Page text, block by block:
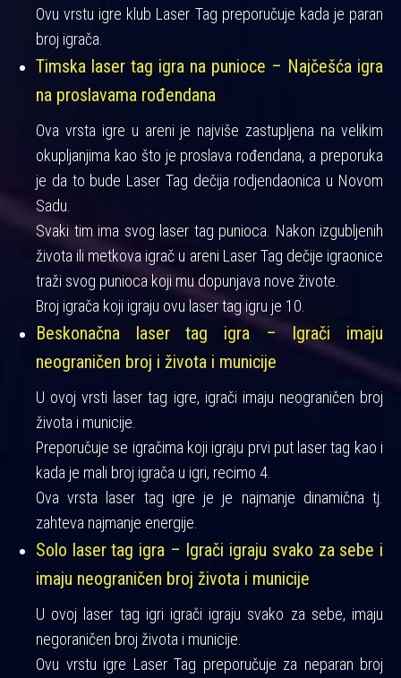
Ovu vrstu igre klub Laser Tag preporučuje kada je paran
broj igrača.
Timska laser tag igra na punioce – Najčešća igra
na proslavama rođendana
Ova vrsta igre u areni je najviše zastupljena na velikim
okupljanjima kao što je proslava rođendana, a preporuka
je da to bude Laser Tag dečija rodjendaonica u Novom
Sadu.
Svaki tim ima svog laser tag punioca. Nakon izgubljenih
života ili metkova igrač u areni Laser Tag dečije igraonice
traži svog punioca koji mu dopunjava nove živote.
Broj igrača koji igraju ovu laser tag igru je 10.
Beskonačna laser tag igra – Igrači imaju
neograničen broj i života i municije
U ovoj vrsti laser tag igre, igrači imaju neograničen broj
života i municije.
Preporučuje se igračima koji igraju prvi put laser tag kao i
kada je mali broj igrača u igri, recimo 4.
Ova vrsta laser tag igre je je najmanje dinamična tj.
zahteva najmanje energije.
Solo laser tag igra – Igrači igraju svako za sebe i
imaju neograničen broj života i municije
U ovoj laser tag igri igrači igraju svako za sebe, imaju
negoraničen broj života i municije.
Ovu vrstu igre Laser Tag preporučuje za neparan broj